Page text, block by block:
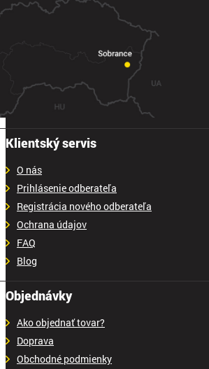
Klientský servis
O nás
Prihlásenie odberateľa
Registrácia nového odberateľa
Ochrana údajov
FAQ
Blog
Objednávky
Ako objednať tovar?
Doprava
Obchodné podmienky